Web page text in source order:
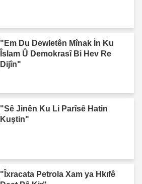
"Em Du Dewletên Mînak İn Ku
Îslam Û Demokrasî Bi Hev Re
Dijîn"
"Sê Jinên Ku Li Parîsê Hatin
Kuştin"
"Îxracata Petrola Xam ya Hkıfê